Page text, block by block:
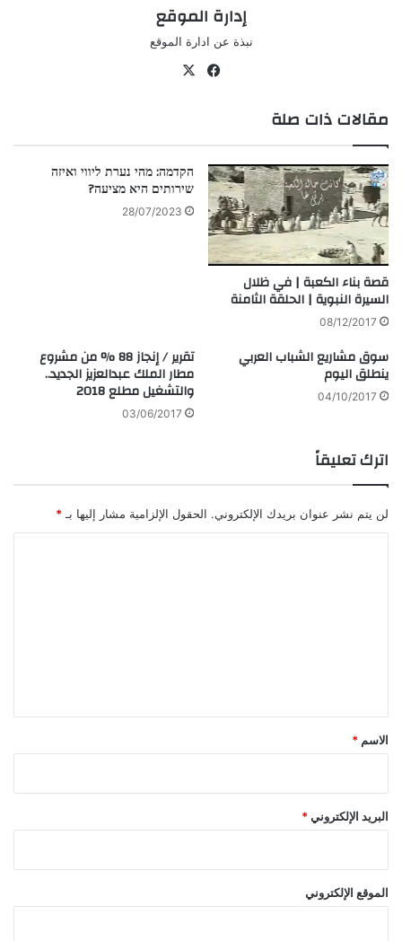
إدارة الموقع
نبذة عن ادارة الموقع
في
مقالات ذات صلة
قصة بناء الكعبة | في ظلال
السيرة النبوية | الحلقة الثامنة
08/12/2017
הקדמה: מהי נערת ליווי ואיזה
שירותים היא מציעה?
28/07/2023
سوق مشاريع الشباب العربي
ينطلق اليوم
04/10/2017
تقرير / إنجاز 88 % من مشروع
مطار الملك عبدالعزيز الجديد..
والتشغيل مطلع 2018
03/06/2017
اترك تعليقاً
لن يتم نشر عنوان بريدك الإلكتروني. الحقول الإلزامية مشار إليها بـ *
*
الاسم *
البريد الإلكتروني *
الموقع الإلكتروني